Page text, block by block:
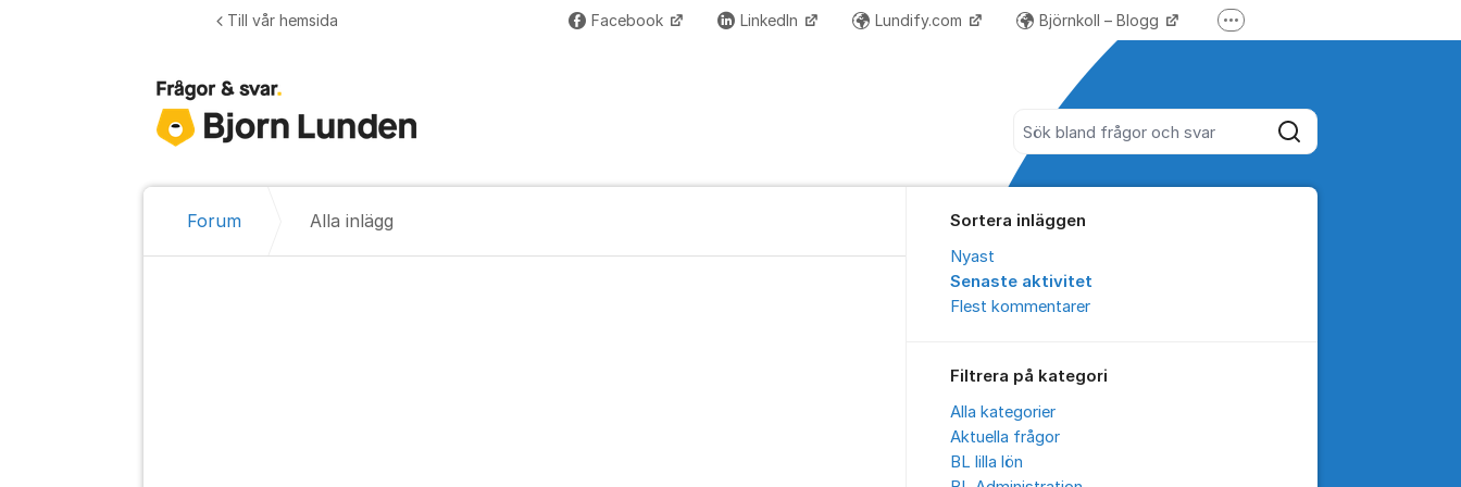
Sök bland alla inlägg
Sök
Till vår hemsida Facebook LinkedIn Lundify.com Björnkoll – Blogg Fler supportlänkar
Forum Alla inlägg
Sortera inläggen
Nyast
Senaste aktivitet
Flest kommentarer
Filtrera på kategori
Alla kategorier
Aktuella frågor
BL lilla lön